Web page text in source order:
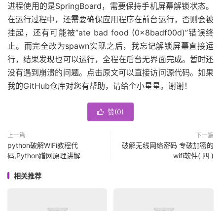
进程使用的是SpringBoard，需要保持手机屏幕解锁状态。
在运行过程中，还需要确保应用程序在前台运行，否则会被
挂起，还有可能被”ate bad food (0x8badf00d)”错误终
止。而完全改为spawn实现之后，我忘记解锁屏幕直接运
行，结果发现也可以运行，全程在后台无界面完成。暂时还
没有遇到崩溃的问题。点击原文可以直接访问源代码。如果
我的GitHub仓库对您有帮助，请给个小星星。谢谢！
 赞(0)
上一篇
python破解WiFi教程代
码,Python蹭网原理讲解
下一篇
破解无线网络密码 专破加密的
wifi软件( 四 )
相关推荐